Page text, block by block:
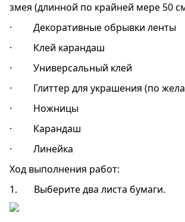
змея (длинной по крайней мере 50
· Декоративные обрывки ленты
· Клей карандаш
· Универсальный клей
· Глиттер для украшения (по
· Ножницы
· Карандаш
· Линейка
Ход выполнения работ:
1. Выберите два листа бумаги.